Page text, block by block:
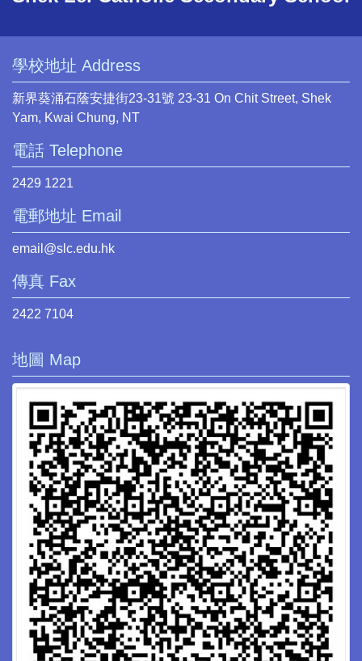
學校地址 Address
新界葵涌石蔭安捷街23-31號 23-31 On Chit Street, Shek
Yam, Kwai Chung, NT
電話 Telephone
2429 1221
電郵地址 Email
email@slc.edu.hk
傳真 Fax
2422 7104
地圖 Map